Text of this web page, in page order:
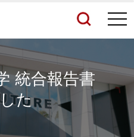
もっと見る
統合報告書
た